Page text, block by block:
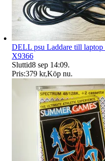
DELL psu Laddare till
X9366
Sluttid8 sep 14:09.
Pris:379 kr,Köp nu.